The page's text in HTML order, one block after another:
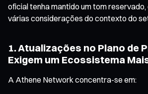
oficial tenha mantido um tom
várias considerações do contexto do
1. Atualizações no Plano de
Exigem um Ecossistema
A Athene Network concentra-se em: